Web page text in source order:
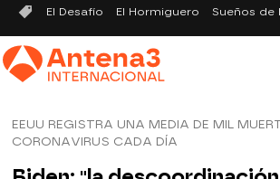
El Desafío El Hormiguero Sueños de
EEUU REGISTRA UNA MEDIA DE MIL
CORONAVIRUS CADA DÍA